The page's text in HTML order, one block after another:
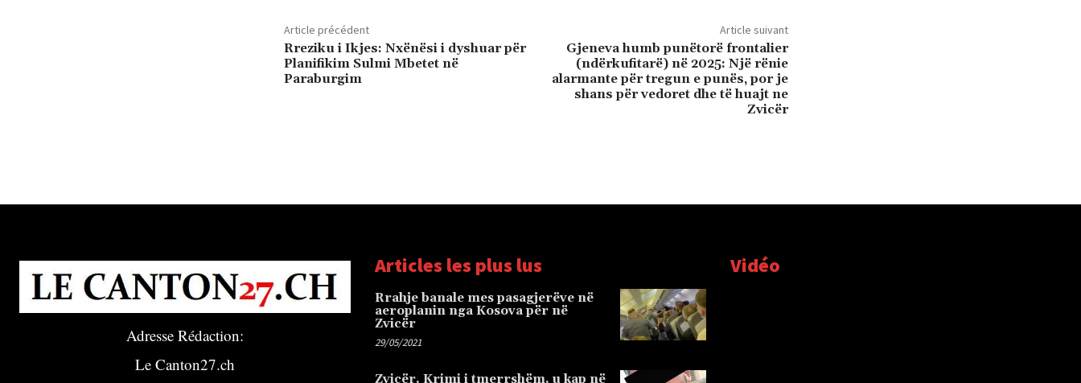
Article précédent
Rreziku i Ikjes: Nxënësi i dyshuar për
Planifikim Sulmi Mbetet në
Paraburgim
Article suivant
Gjeneva humb punëtorë frontalier
(ndërkufitarë) në 2025: Një rënie
alarmante për tregun e punës, por je
shans për vedoret dhe të huajt ne
Zvicër
Adresse Rédaction:
Le Canton27.ch
Articles les plus lus
Rrahje banale mes pasagjerëve në
aeroplanin nga Kosova për në
Zvicër
29/05/2021
Zvicër, Krimi i tmerrshëm, u kap në
Vidéo